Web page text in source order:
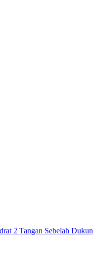
2 Tangan Sebelah